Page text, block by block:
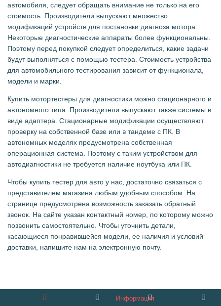
автомобиля, следует обращать внимание не только на его
стоимость. Производители выпускают множество
модификаций устройств для постановки диагноза мотора.
Некоторые диагностические аппараты более функциональны.
Поэтому перед покупкой следует определиться, какие задачи
будут выполняться с помощью тестера. Стоимость устройства
для автомобильного тестирования зависит от функционала,
модели и марки.
Купить мотортестеры для диагностики можно стационарного и
автономного типа. Производители выпускают также системы в
виде адаптера. Стационарные модификации осуществляют
проверку на собственной базе или в тандеме с ПК. В
автономных моделях предусмотрена собственная
операционная система. Поэтому с таким устройством для
автодиагностики не требуется наличие ноутбука или ПК.
Чтобы купить тестер для авто у нас, достаточно связаться с
представителем магазина любым удобным способом. На
странице предусмотрена возможность заказать обратный
звонок. На сайте указан контактный номер, по которому можно
позвонить самостоятельно. Чтобы уточнить детали,
касающиеся понравившейся модели, ее наличия и условий
доставки, напишите нам на электронную почту.
Информация